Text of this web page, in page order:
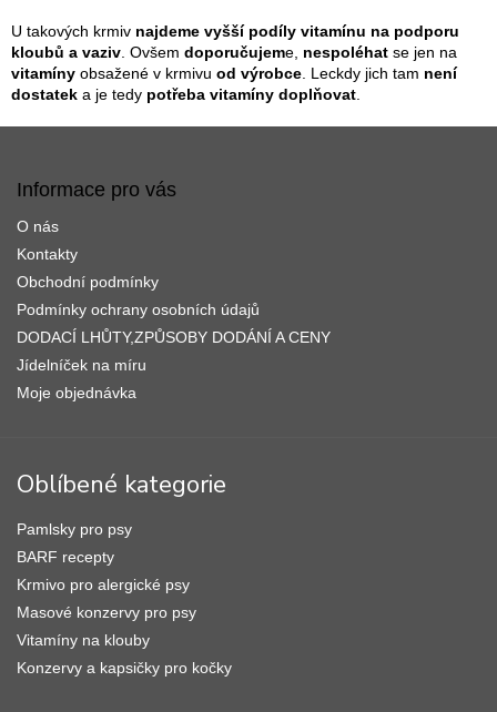
u
U takových krmiv najdeme vyšší podíly vitamínu na podporu
kloubů a vaziv . Ovšem doporučujeme, nespoléhat se jen na
vitamíny obsažené v krmivu od výrobce . Leckdy jich tam není
dostatek a je tedy potřeba vitamíny doplňovat
Informace pro vás
O nás
Kontakty
Obchodní podmínky
Podmínky ochrany osobních údajů
DODACÍ LHŮTY,ZPŮSOBY DODÁNÍ A CENY
Jídelníček na míru
Moje objednávka
Oblíbené kategorie
Pamlsky pro psy
BARF recepty
Krmivo pro alergické psy
Masové konzervy pro psy
Vitamíny na klouby
Konzervy a kapsičky pro kočky